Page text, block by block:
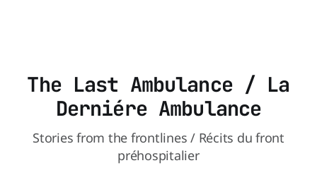
The Last Ambulance / La
Derniére Ambulance
Stories from the frontlines / Récits du front
préhospitalier